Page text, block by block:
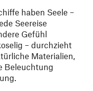
haben Seele –
Seereise
Gefühl
– durchzieht
Materialien,
Beleuchtung